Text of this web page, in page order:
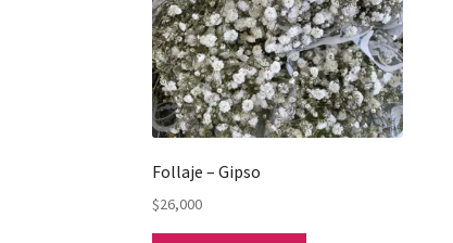
Follaje – Gipso
$26,000